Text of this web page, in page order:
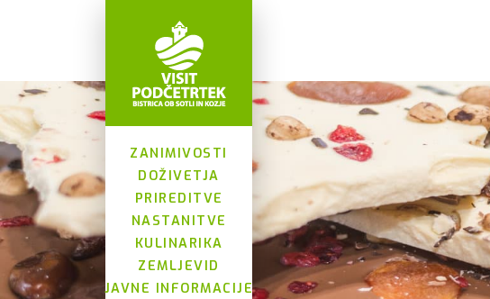
ZANIMIVOSTI
DOŽIVETJA
PRIREDITVE
NASTANITVE
KULINARIKA
ZEMLJEVID
JAVNE INFORMACIJE